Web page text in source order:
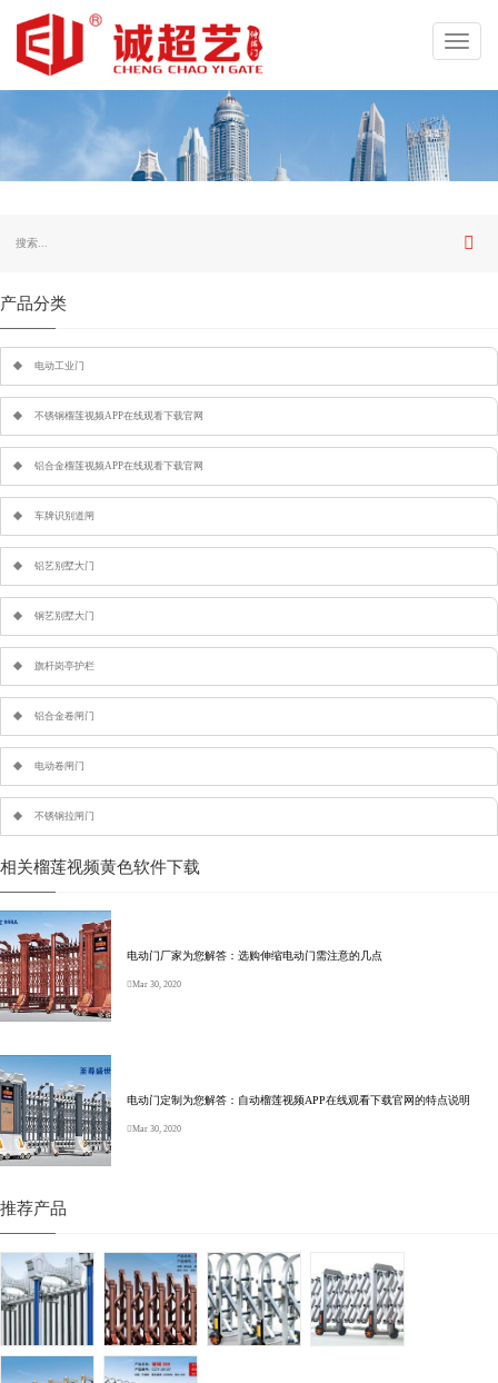
产品分类
电动工业门
不锈钢榴莲视频APP在线观看下载官网
铝合金榴莲视频APP在线观看下载官网
车牌识别道闸
铝艺别墅大门
钢艺别墅大门
旗杆岗亭护栏
铝合金卷闸门
电动卷闸门
不锈钢拉闸门
相关榴莲视频黄色软件下载
电动门厂家为您解答：选购伸缩电动门需注意的几点
Mar 30, 2020
电动门定制为您解答：自动榴莲视频APP在线观看下载官网的特点说明
Mar 30, 2020
推荐产品